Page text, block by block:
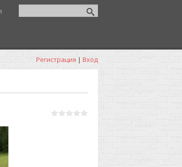
Регистрация | Вход